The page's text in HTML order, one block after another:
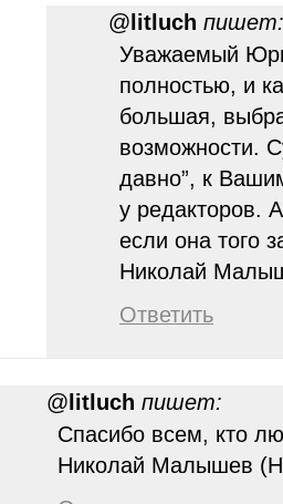
@ litluch пишет:
Уважаемый
полностью, и
большая,
возможности.
давно”, к
у редакторов.
если она того
Николай
Ответить
@ litluch пишет:
Спасибо всем, кто
Николай Малышев